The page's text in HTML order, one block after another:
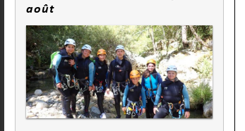
août